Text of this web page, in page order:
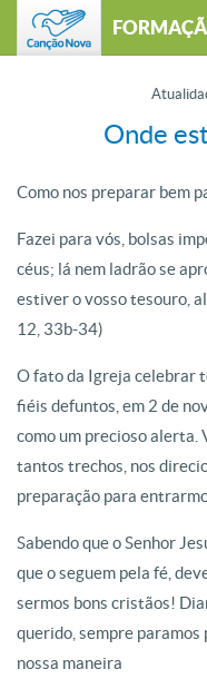
Onde
Como nos preparar bem
Fazei para vós, bolsas
céus; lá nem ladrão se
estiver o vosso tesouro,
12, 33b-34)
O fato da Igreja celebrar
fiéis defuntos, em 2 de
como um precioso alerta.
tantos trechos, nos
preparação para
Sabendo que o Senhor
que o seguem pela fé,
sermos bons cristãos!
querido, sempre paramos
nossa maneira